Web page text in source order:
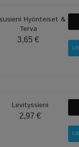
Hyönteiset &
Terva
3,65 €
Levityssieni
2,97 €